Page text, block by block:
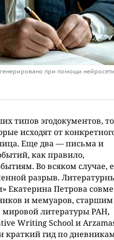
при помощи
типов эгодокументов, то
исходят от
Еще два — письма и
как правило,
Во всяком случае,
разрыв.
Екатерина Петрова
и мемуаров, старшим
литературы РАН,
Writing School и
краткий гид по